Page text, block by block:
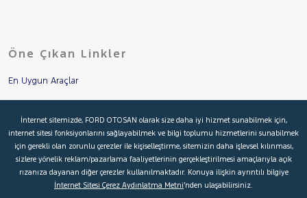
Öne Çıkan Linkler
En Uygun Araçlar
İkinci El Garanti
Kampanyalar
Kredi Hesaplama & Başvuru
İnternet sitemizde, FORD OTOSAN olarak size daha iyi hizmet sunabilmek için,
internet sitesi fonksiyonlarını sağlayabilmek ve bilgi toplumu hizmetlerini sunabilmek
için gerekli olan zorunlu çerezler ile kişiselleştirme, sitemizin daha işlevsel kılınması,
sizlere yönelik reklam/pazarlama faaliyetlerinin gerçekleştirilmesi amaçlarıyla açık
rızanıza dayanan diğer çerezler kullanılmaktadır. Konuya ilişkin ayrıntılı bilgiye
İnternet Sitesi Çerez Aydınlatma Metni’nden ulaşabilirsiniz.